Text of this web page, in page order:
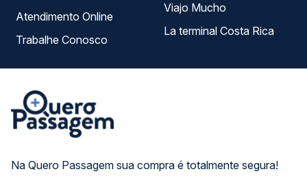
Na Quero Passagem sua compra é totalmente segura!
Atendimento Online
Trabalhe Conosco
Viajo Mucho
La terminal Costa Rica